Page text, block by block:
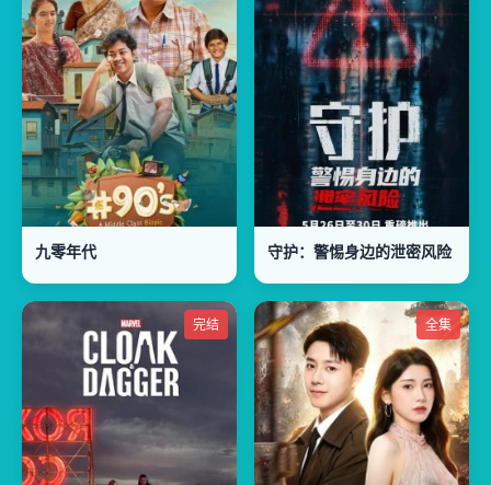
九零年代 守护：警惕身边的泄密风险
完结 全集